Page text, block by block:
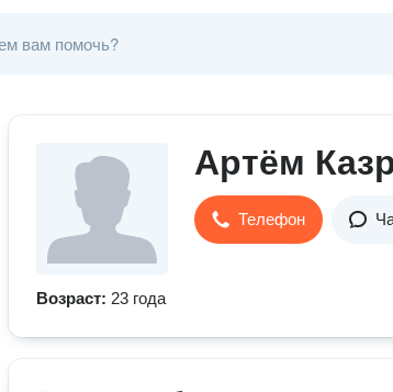
Артём
Телефон
Возраст: 23 года